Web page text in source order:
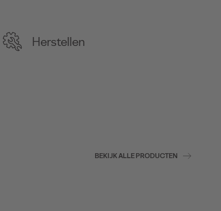
Herstellen
BEKIJK ALLE PRODUCTEN